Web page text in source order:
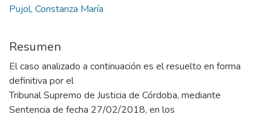
Pujol, Constanza María
Resumen
El caso analizado a continuación es el resuelto en forma
definitiva por el
Tribunal Supremo de Justicia de Córdoba, mediante
Sentencia de fecha 27/02/2018, en los